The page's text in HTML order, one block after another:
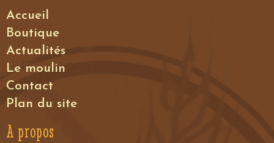
Accueil
Boutique
Actualités
Le moulin
Contact
Plan du site
A propos